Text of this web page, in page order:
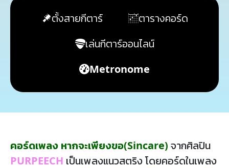
ตั้งสายกีตาร์
ตารางคอร์ด
เล่นกีตาร์ออนไลน์
Metronome
คอร์ดเพลง หากจะเพียงขอ(Sincare) จากศิลปิน
PURPEECH เป็นเพลงแนวสตริง โดยคอร์ดในเพลง